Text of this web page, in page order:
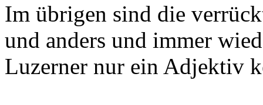
Im übrigen sind die
und anders und immer
Luzerner nur ein Adjektiv